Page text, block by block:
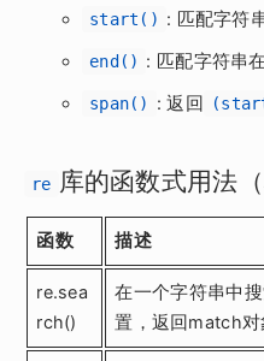
start() : 匹配字符
end() : 匹配字符串
span() : 返回
re 库的函数式用法（
函数 描述
re.sea
rch()
在一个字符串中
置，返回match对